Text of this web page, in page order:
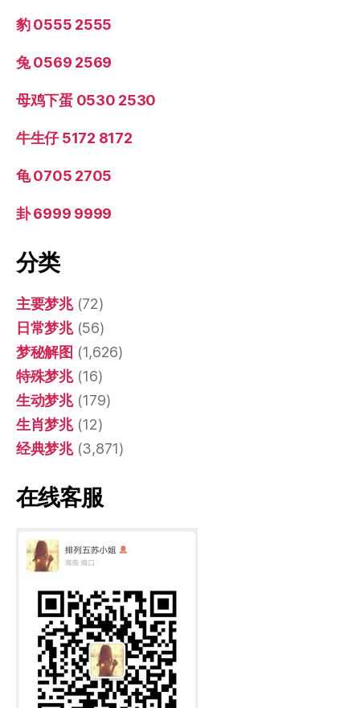
豹 0555 2555
兔 0569 2569
母鸡下蛋 0530 2530
牛生仔 5172 8172
龟 0705 2705
卦 6999 9999
分类
主要梦兆(72)
日常梦兆(56)
梦秘解图 (1,626)
特殊梦兆(16)
生动梦兆(179)
生肖梦兆(12)
经典梦兆(3,871)
在线客服